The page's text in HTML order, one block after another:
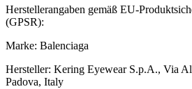
Herstellerangaben gemäß EU-
(GPSR):
Marke: Balenciaga
Hersteller: Kering Eyewear S.p.A., Via
Padova, Italy